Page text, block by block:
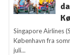
Singapore Airlines
København fra
juli...